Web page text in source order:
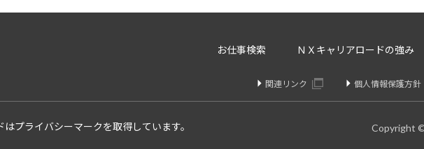
個人情報について、開示を請求することができます。
頂いた個人情報に誤りや変更があった場合は訂正、追加、削除を請求することがで
個人情報の利用停止、消去、または第三者提供停止を請求することが出来ます。
、次の窓口にて受け付けております。
お仕事検索 ＮＸキャリアロードの強み
関連リンク 個人情報保護方針
プライバシーマークを取得しています。 Copyright